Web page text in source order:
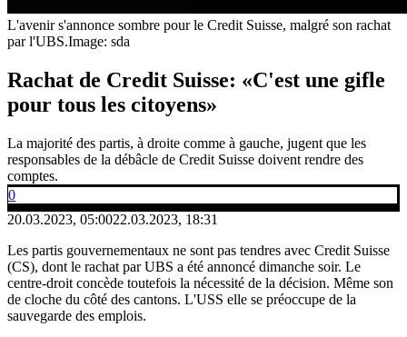
L'avenir s'annonce sombre pour le Credit Suisse, malgré son rachat
par l'UBS.Image: sda
Rachat de Credit Suisse: «C'est une gifle
pour tous les citoyens»
La majorité des partis, à droite comme à gauche, jugent que les
responsables de la débâcle de Credit Suisse doivent rendre des
comptes.
0
20.03.2023, 05:0022.03.2023, 18:31
Les partis gouvernementaux ne sont pas tendres avec Credit Suisse
(CS), dont le rachat par UBS a été annoncé dimanche soir. Le
centre-droit concède toutefois la nécessité de la décision. Même son
de cloche du côté des cantons. L'USS elle se préoccupe de la
sauvegarde des emplois.